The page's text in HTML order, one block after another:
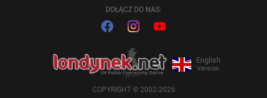
DOŁĄCZ DO NAS:
English
Version
COPYRIGHT © 2002-2026